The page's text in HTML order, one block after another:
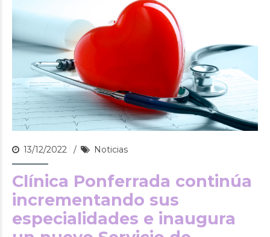
13/12/2022 Noticias
Clínica Ponferrada continúa
incrementando sus
especialidades e inaugura